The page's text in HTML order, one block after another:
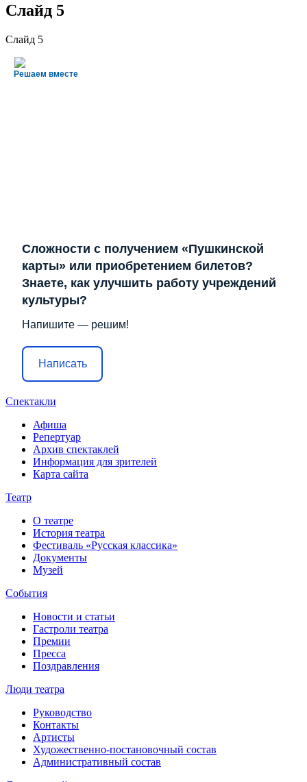
Слайд 5
Слайд 5
Решаем вместе
Сложности с получением «Пушкинской
карты» или приобретением билетов?
Знаете, как улучшить работу учреждений
культуры?
Напишите — решим!
Написать
Спектакли
Афиша
Репертуар
Архив спектаклей
Информация для зрителей
Карта сайта
Театр
О театре
История театра
Фестиваль «Русская классика»
Документы
Музей
События
Новости и статьи
Гастроли театра
Премии
Пресса
Поздравления
Люди театра
Руководство
Контакты
Артисты
Художественно-постановочный состав
Административный состав